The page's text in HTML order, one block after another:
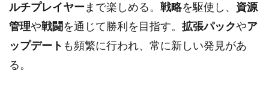
ルチプレイヤーまで楽しめる。 戦略を駆使し、 資源
管理や戦闘を通じて勝利を目指す。 拡張パックやア
ップデート も頻繁に行われ、常に新しい発見があ
る。